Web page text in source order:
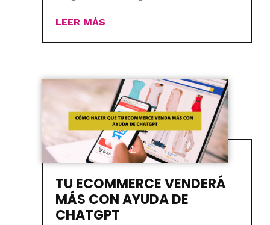
LEER MÁS
TU ECOMMERCE VENDERÁ
MÁS CON AYUDA DE
CHATGPT